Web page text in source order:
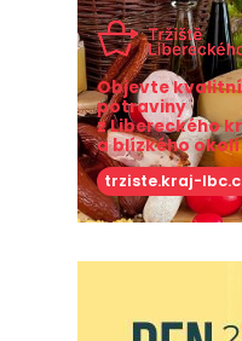
Objevte kvalitní
potraviny
z Libereckého
a blízkého
trziste.kraj-